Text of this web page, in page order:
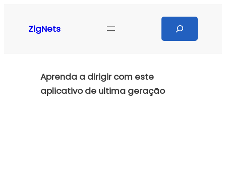
ZigNets
Aprenda a dirigir com este
aplicativo de ultima geração